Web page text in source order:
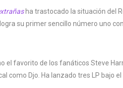
ha trastocado la situación del
su primer sencillo número uno
el favorito de los fanáticos Steve
como Djo. Ha lanzado tres LP bajo